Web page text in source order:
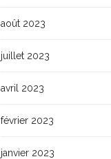
août 2023
juillet 2023
avril 2023
février 2023
janvier 2023